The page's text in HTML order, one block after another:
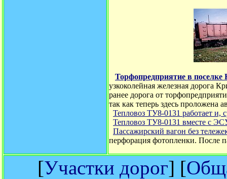
Торфопредприятие в поселке
узкоколейная железная дорога
ранее дорога от
так как теперь здесь проложена
Тепловоз ТУ8-0131 работает и,
Тепловоз ТУ8-0131 вместе с
Пассажирский вагон без
перфорация фотопленки. После
[Участки дорог] [